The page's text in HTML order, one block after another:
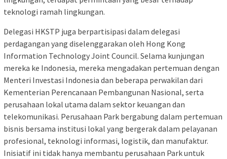
teknologi ramah lingkungan.
Delegasi HKSTP juga berpartisipasi dalam delegasi
perdagangan yang diselenggarakan oleh Hong Kong
Information Technology Joint Council. Selama kunjungan
mereka ke Indonesia, mereka mengadakan pertemuan dengan
Menteri Investasi Indonesia dan beberapa perwakilan dari
Kementerian Perencanaan Pembangunan Nasional, serta
perusahaan lokal utama dalam sektor keuangan dan
telekomunikasi. Perusahaan Park bergabung dalam pertemuan
bisnis bersama institusi lokal yang bergerak dalam pelayanan
profesional, teknologi informasi, logistik, dan manufaktur.
Inisiatif ini tidak hanya membantu perusahaan Park untuk